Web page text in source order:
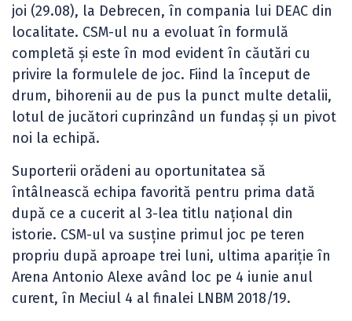
joi (29.08), la Debrecen, în compania lui DEAC din
localitate. CSM-ul nu a evoluat în formulă
completă și este în mod evident în căutări cu
privire la formulele de joc. Fiind la început de
drum, bihorenii au de pus la punct multe detalii,
lotul de jucători cuprinzând un fundaș și un pivot
noi la echipă.
Suporterii orădeni au oportunitatea să
întâlnească echipa favorită pentru prima dată
după ce a cucerit al 3-lea titlu național din
istorie. CSM-ul va susține primul joc pe teren
propriu după aproape trei luni, ultima apariție în
Arena Antonio Alexe având loc pe 4 iunie anul
curent, în Meciul 4 al finalei LNBM 2018/19.